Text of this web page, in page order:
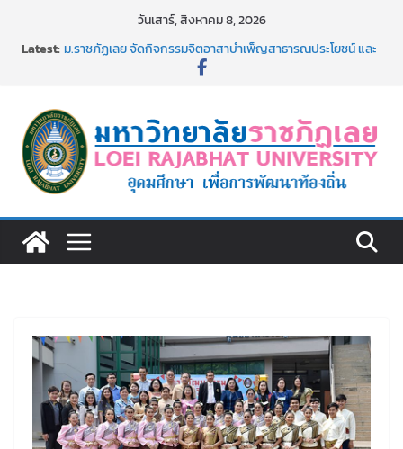
วันเสาร์, สิงหาคม 8, 2026
Latest:ม.ราชภัฏเลย จัดกิจกรรมจิตอาสาบำเพ็ญสาธารณประโยชน์ และ
เงินรายได้
ม.ราชภัฏเลย จัดมหกรรมวิชาการ เปิดบ้าน LRU ครั้งที่ 4 เปิดให้
นักเรียนมัธยมปลายค้นหาสาขาวิชาในฝัน สู่อนาคตที่ใช่
อธิการบดี มรภ.เลย ร่วมประชุมชี้แจงกับคณะอนุกรรมาธิการ
ประจำปีงบประมาณ พ.ศ. 2570
๑,๙๗๒ ชุด โดยวิธีเฉพาะเจาะจง